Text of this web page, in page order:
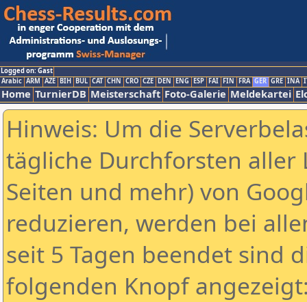
Logged on: Gast
Arabic ARM AZE BIH BUL CAT CHN CRO CZE DEN ENG ESP FAI FIN FRA GER GRE INA
Home TurnierDB Meisterschaft Foto-Galerie Meldekartei
Hinweis: Um die
tägliche Durchforsten aller
Seiten und mehr) von
reduzieren, werden bei
seit 5 Tagen beendet sind
folgenden Knopf